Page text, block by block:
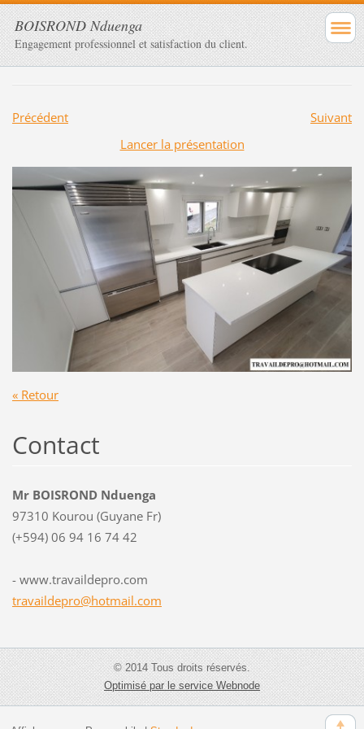
BOISROND Nduenga
Engagement professionnel et satisfaction du client.
Précédent
Suivant
Lancer la présentation
« Retour
Contact
Mr BOISROND Nduenga
97310 Kourou (Guyane Fr)
(+594) 06 94 16 74 42
- www.travaildepro.com
travaildepro@hotmail.com
© 2014 Tous droits réservés.
Optimisé par le service Webnode